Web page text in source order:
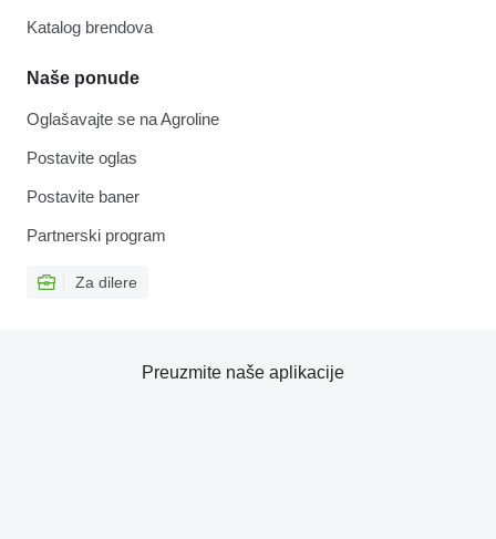
Katalog brendova
Naše ponude
Oglašavajte se na Agroline
Postavite oglas
Postavite baner
Partnerski program
Za dilere
Preuzmite naše aplikacije